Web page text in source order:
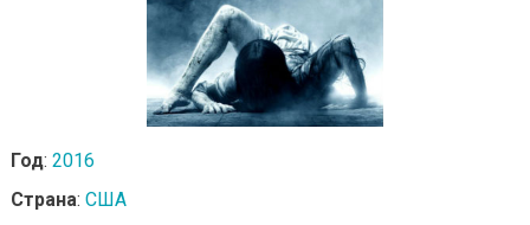
Год: 2016
Страна: США